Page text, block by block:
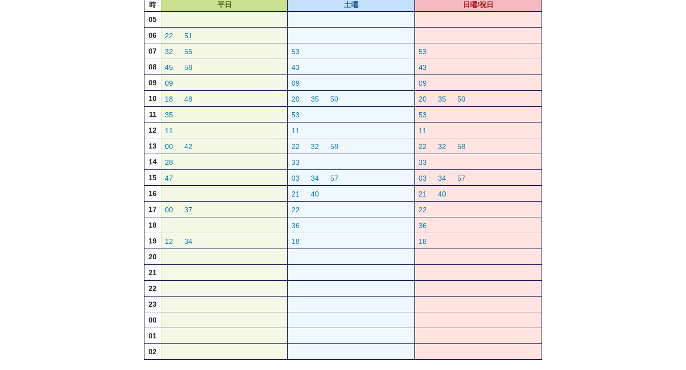
時 平日 土曜
日曜/祝日
05
06
22
51
07
32 55 53
53
08
45 58 43
43
09
09 09
09
10
18 48 20 35 50 20 35
50
11
35 53
53
12
11 11
11
13
00 42 22 32 58 22 32
58
14
28 33
33
15
47 03 34 57 03 34
57
16
21 40 21
40
17
00 37 22
22
18
36
36
19
12 34 18
18
20
21
22
23
00
01
02